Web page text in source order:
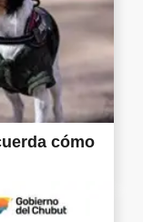
cómo